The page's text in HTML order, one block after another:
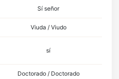
Sí señor
Viuda / Viudo
sí
Doctorado / Doctorado